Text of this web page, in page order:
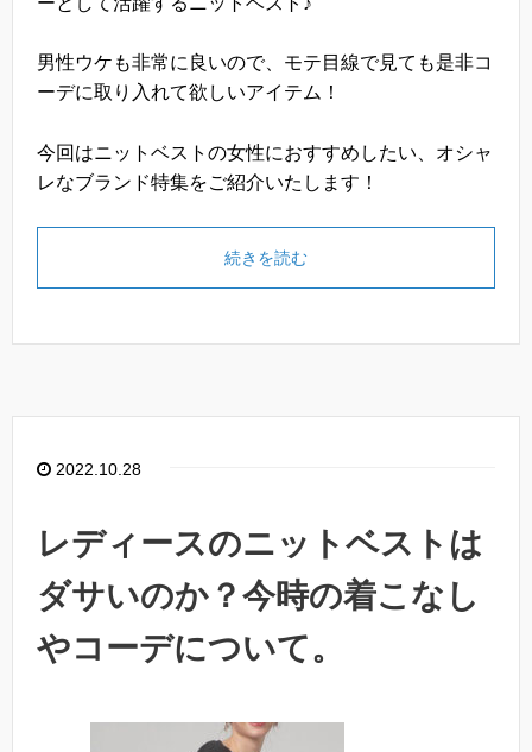
男性ウケも非常に良いので、モテ目線で見ても是非コ
ーデに取り入れて欲しいアイテム！
今回はニットベストの女性におすすめしたい、オシャ
レなブランド特集をご紹介いたします！
続きを読む
2022.10.28
レディースのニットベストは
ダサいのか？今時の着こなし
やコーデについて。